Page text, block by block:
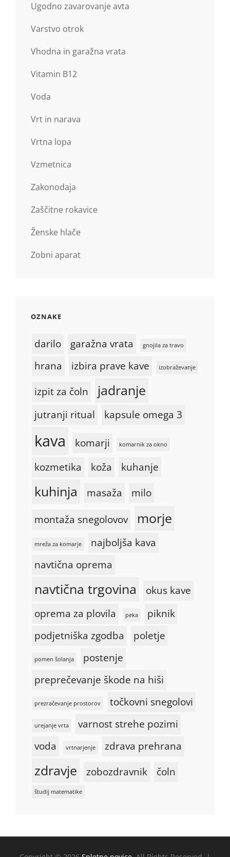
Ugodno zavarovanje avta
Varstvo otrok
Vhodna in garažna vrata
Vitamin B12
Voda
Vrt in narava
Vrtna lopa
Vzmetnica
Zakonodaja
Zaščitne rokavice
Ženske hlače
Zobni aparat
OZNAKE
darilo garažna vrata gnojila za travo
hrana izbira prave kave izobraževanje
izpit za čoln jadranje
jutranji ritual kapsule omega 3
kava komarji komarnik za okno
kozmetika koža kuhanje
kuhinja masaža
milo
montaža snegolovov
morje
mreža za komarje
najboljša kava
navtična oprema
navtična trgovina
okus kave
oprema za plovila
peka
piknik
podjetniška zgodba
poletje
pomen šolanja
postenje
preprečevanje škode na hiši
prezračevanje prostorov točkovni snegolovi
urejanje vrta
varnost strehe pozimi
voda
vrtnarjenje zdrava prehrana
zdravje zobozdravnik čoln
študij matematike